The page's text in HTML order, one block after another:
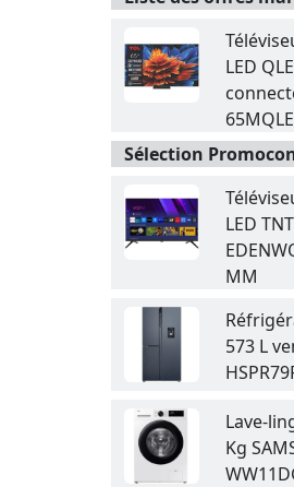
LED
Sélection
LED
MM
573 L
Lave-
Kg